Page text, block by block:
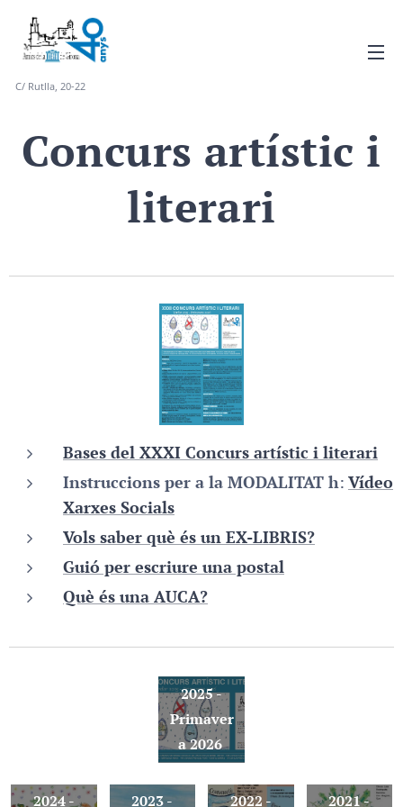
C/ Rutlla, 20-22
Concurs artístic i
literari
Bases del XXXI Concurs artístic i literari
Instruccions per a la MODALITAT h: Vídeo
Xarxes Socials
Vols saber què és un EX-LIBRIS?
Guió per escriure una postal
Què és una AUCA?
XXXI
Concurs
literari
2025 -
Primaver
a 2026
2024 -
XXIX
Concurs
artístic i
literari
2023 -
XXVIII
Concurs
artístic i
literari
2022 -
2021 -
XXVI
XXV
XXIV
XXIII